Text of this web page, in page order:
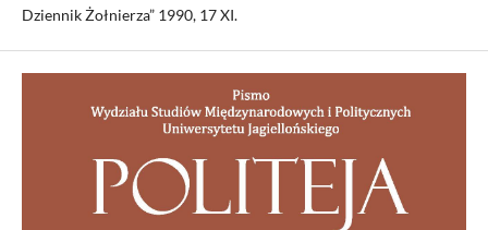
Dziennik Żołnierza” 1990, 17 XI.